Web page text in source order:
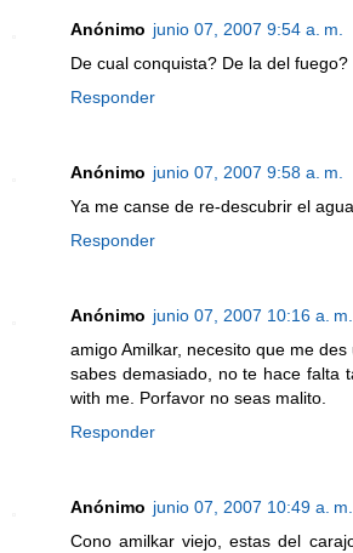
Anónimo junio 07, 2007 9:54 a. m.
De cual conquista? De la del fuego?
Responder
Anónimo junio 07, 2007 9:58 a. m.
Ya me canse de re-descubrir el agua
Responder
Anónimo junio 07, 2007 10:16 a. m.
amigo Amilkar, necesito que me
sabes demasiado, no te hace falta
with me. Porfavor no seas malito.
Responder
Anónimo junio 07, 2007 10:49 a. m.
Cono amilkar viejo, estas del